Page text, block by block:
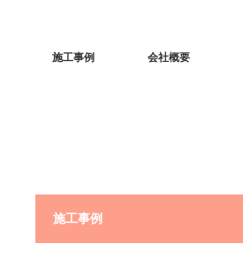
施工事例 会社概要
施工事例